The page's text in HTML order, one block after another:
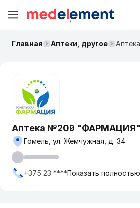
Главная Аптеки, другое
Аптека №209 "ФАРМАЦИЯ"
Гомель, ул. Жемчужная, д. 34
+375 23 ****Показать полностью